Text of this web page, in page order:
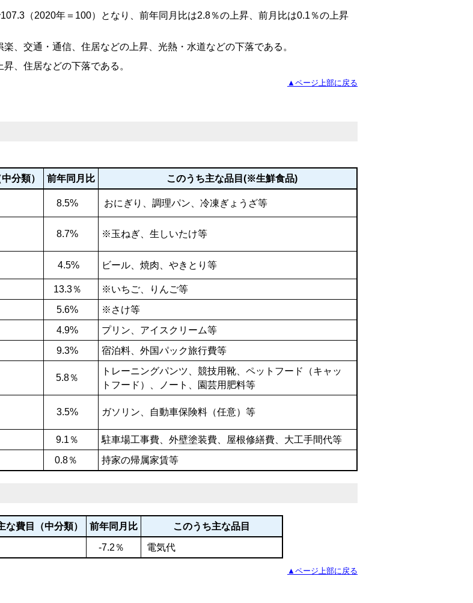
（2020年＝100）となり、前年同月比は2.8％の上昇、前月比は0.1％の上昇
、 交通・通信、 住居などの上昇、光熱・水道などの下落である。
、住居などの下落である。
▲ページ上部に戻る
分類） 前年同月比 このうち主な品目(※生鮮食品)
8.5% おにぎり、調理パン、冷凍ぎょうざ等
8.7% ※玉ねぎ、生しいたけ等
4.5% ビール、焼肉、やきとり等
13.3％
※いちご、りんご等
5.6%
※さけ等
4.9% プリン、アイスクリーム等
ス 9.3% 宿泊料、外国パック旅行費等
5.8％
トレーニングパンツ、競技用靴、ペットフード（キャッ
トフード）、ノート、園芸用肥料等
3.5% ガソリン、自動車保険料（任意）等
9.1％
駐車場工事費、外壁塗装費、屋根修繕費、大工手間代等
0.8％ 持家の帰属家賃等
な費目（中分類） 前年同月比 このうち主な品目
-7.2％ 電気代
▲ページ上部に戻る